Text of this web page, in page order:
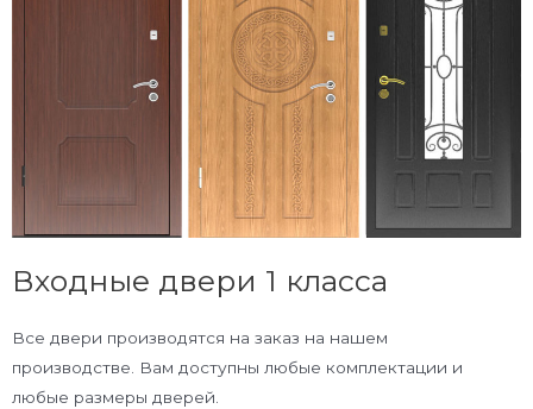
Входные двери 1 класса
Все двери производятся на заказ на нашем
производстве. Вам доступны любые комплектации и
любые размеры дверей.